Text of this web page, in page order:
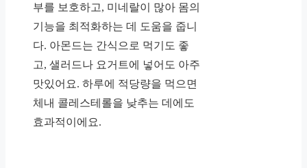
부를 보호하고, 미네랄이 많아 몸의
기능을 최적화하는 데 도움을 줍니
다. 아몬드는 간식으로 먹기도 좋
고, 샐러드나 요거트에 넣어도 아주
맛있어요. 하루에 적당량을 먹으면
체내 콜레스테롤을 낮추는 데에도
효과적이에요.